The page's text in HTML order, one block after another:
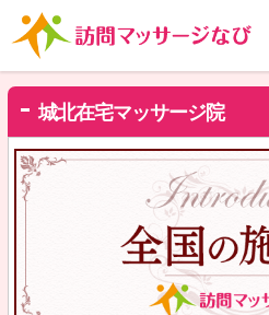
城北在宅マッサージ院